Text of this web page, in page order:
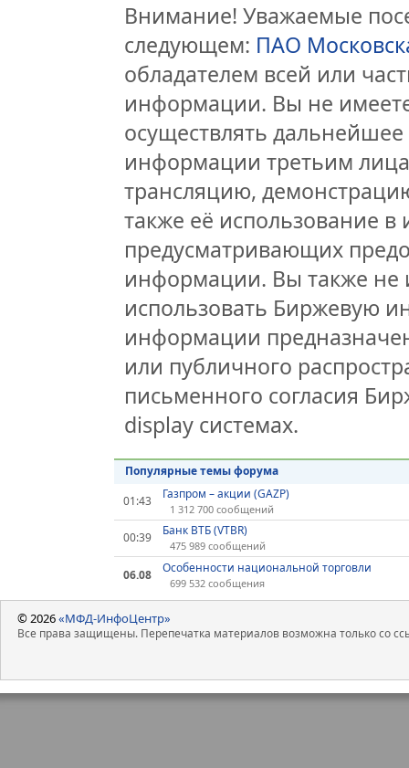
Внимание! Уважаемые
следующем: ПАО
обладателем всей или
информации. Вы не
осуществлять
информации третьим
трансляцию,
также её использование
предусматривающих
информации. Вы также не
использовать Биржевую
информации
или публичного
письменного согласия
display системах.
Популярные темы форума
01:43
Газпром – акции (GAZP)
1 312 700 сообщений
00:39 Банк ВТБ (VTBR)
475 989 сообщений
06.08 Особенности национальной торговли
699 532 сообщения
© 2026«МФД-ИнфоЦентр»
Все права защищены. Перепечатка материалов возможна только со